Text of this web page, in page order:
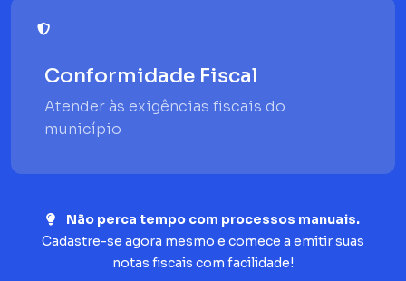
Conformidade Fiscal
Atender às exigências fiscais do
município
Não perca tempo com processos manuais.
Cadastre-se agora mesmo e comece a emitir suas
notas fiscais com facilidade!